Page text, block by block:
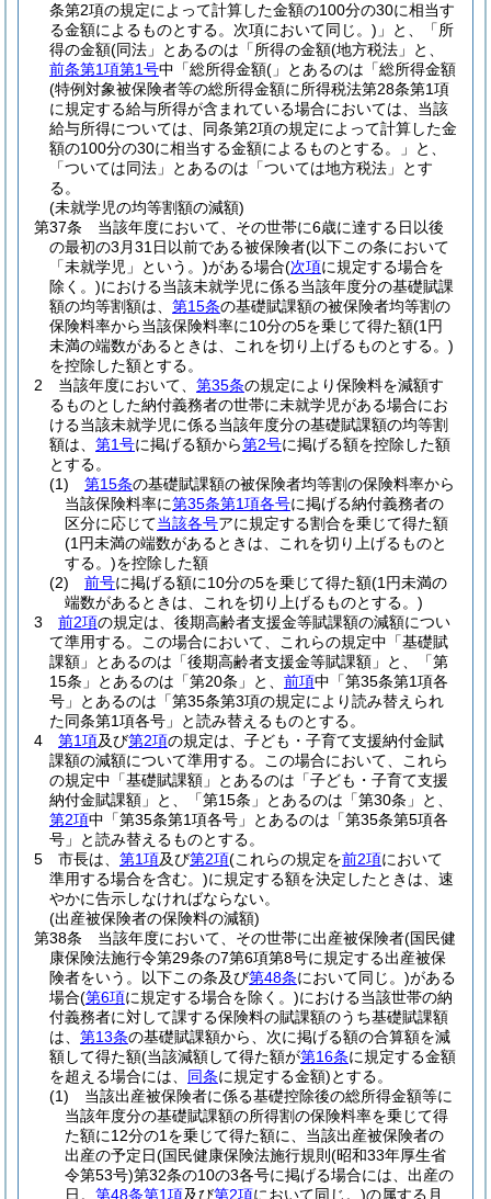
条第2項の規定によって計算した金額の100分の30に相当す
る金額によるものとする。次項において同じ。) 」と、「所
得の金額(同法」とあるのは「所得の金額(地方税法」と、
前条第1項第1号中「総所得金額(」とあるのは「総所得金額
(特例対象被保険者等の総所得金額に所得税法第28条第1項
に規定する給与所得が含まれている場合においては、当該
給与所得については、同条第2項の規定によって計算した金
額の100分の30に相当する金額によるものとする。」と、
「ついては同法」とあるのは「ついては地方税法」とす
る。
(未就学児の均等割額の減額)
第37条
当該年度において、その世帯に6歳に達する日以後
の最初の3月31日以前である被保険者(以下この条において
「未就学児」という。)がある場合(次項に規定する場合を
除く。)における当該未就学児に係る当該年度分の基礎賦課
額の均等割額は、 第15条の基礎賦課額の被保険者均等割の
保険料率から当該保険料率に10分の5を乗じて得た額(1円
未満の端数があるときは、これを切り上げるものとする。)
を控除した額とする。
2
当該年度において、 第35条の規定により保険料を減額す
るものとした納付義務者の世帯に未就学児がある場合にお
ける当該未就学児に係る当該年度分の基礎賦課額の均等割
額は、 第1号に掲げる額から第2号に掲げる額を控除した額
とする。
(1)
第15条の基礎賦課額の被保険者均等割の保険料率から
当該保険料率に第35条第1項各号に掲げる納付義務者の
区分に応じて当該各号アに規定する割合を乗じて得た額
(1円未満の端数があるときは、これを切り上げるものと
する。)を控除した額
(2)
前号に掲げる額に10分の5を乗じて得た額(1円未満の
端数があるときは、これを切り上げるものとする。)
3
前2項の規定は、後期高齢者支援金等賦課額の減額につい
て準用する。
この場合において、これらの規定中「基礎賦
課額」とあるのは「後期高齢者支援金等賦課額」と、「第
15条」とあるのは「第20条」と、 前項中「第35条第1項各
号」とあるのは「第35条第3項の規定により読み替えられ
た同条第1項各号」と読み替えるものとする。
4
第1項及び第2項の規定は、子ども・子育て支援納付金賦
課額の減額について準用する。
この場合において、これら
の規定中「基礎賦課額」とあるのは「子ども・子育て支援
納付金賦課額」と、「第15条」とあるのは「第30条」と、
第2項中「第35条第1項各号」とあるのは「第35条第5項各
号」と読み替えるものとする。
5
市長は、 第1項及び第2項(これらの規定を前2項において
準用する場合を含む。)に規定する額を決定したときは、速
やかに告示しなければならない。
(出産被保険者の保険料の減額)
第38条
当該年度において、その世帯に出産被保険者(国民健
康保険法施行令第29条の7第6項第8号に規定する出産被保
険者をいう。以下この条及び第48条において同じ。)がある
場合(第6項に規定する場合を除く。)における当該世帯の納
付義務者に対して課する保険料の賦課額のうち基礎賦課額
は、 第13条の基礎賦課額から、次に掲げる額の合算額を減
額して得た額(当該減額して得た額が第16条に規定する金額
を超える場合には、 同条に規定する金額)とする。
(1)
当該出産被保険者に係る基礎控除後の総所得金額等に
当該年度分の基礎賦課額の所得割の保険料率を乗じて得
た額に12分の1を乗じて得た額に、当該出産被保険者の
出産の予定日(国民健康保険法施行規則 (昭和33年厚生省
令第53号)第32条の10の3各号に掲げる場合には、出産の
日。 第48条第1項及び第2項において同じ。)の属する月